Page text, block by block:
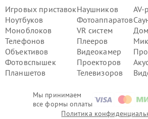
Мы принимаем
все формы оплаты
Игровых приставок
Ноутбуков
Моноблоков
Телефонов
Объективов
Фотовспышек
Планшетов
Наушников
Фотоаппаратов
VR систем
Плееров
Видеокамер
Проекторов
Телевизоров
AV-
телефона Sony в г.Самара
Замена контроллера подсветки
телефона Sony в г.
Пермь
Замена контроллера подсветки
телефона Sony в г.
Красноярск
Замена контроллера подсветки
телефона Sony в г.
Ижевск
Замена контроллера подсветки
телефона Sony в г.
Замена контроллера подсветки
телефона Sony в г.Тюмень
Политика